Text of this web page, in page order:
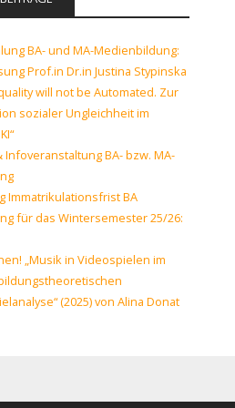
BA- und MA-Medienbildung:
Prof.in Dr.in Justina Stypinska
will not be Automated. Zur
sozialer Ungleichheit im
Infoveranstaltung BA- bzw. MA-
Immatrikulationsfrist BA
für das Wintersemester 25/26:
„Musik in Videospielen im
(2025) von Alina Donat